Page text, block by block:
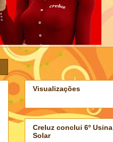
Visualizações
Creluz conclui 6º Usina
Solar